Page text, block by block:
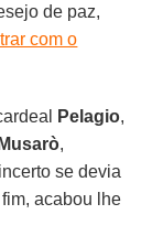
de paz,
com o
Pelagio,
Musarò,
se devia
acabou lhe